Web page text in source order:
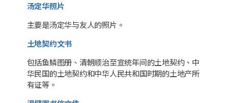
汤定华照片
主要是汤定华与友人的照片。
土地契约文书
包括鱼鳞图册、清朝顺治至宣统年间的土地契约、中
华民国的土地契约和中华人民共和国时期的土地产所
有证等。